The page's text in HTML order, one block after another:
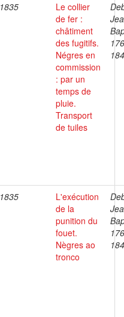
1835
Le collier
de fer :
châtiment
des fugitifs.
Négres en
commission
: par un
temps de
pluie.
Transport
de tuiles
1835
L'exécution
de la
punition du
fouet.
Nègres ao
tronco